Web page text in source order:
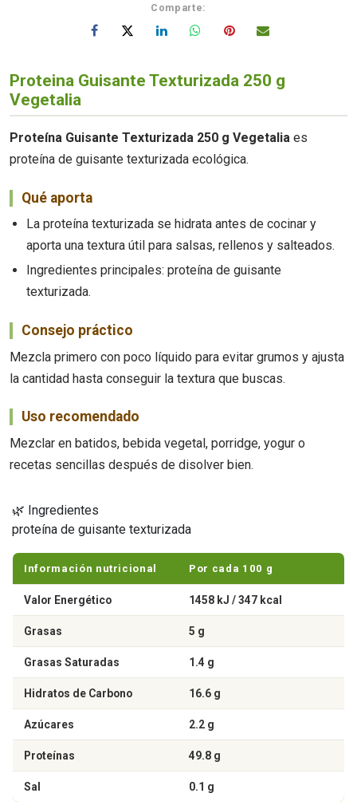
Comparte:
Proteina Guisante Texturizada 250 g
Vegetalia
Proteína Guisante Texturizada 250 g Vegetalia es
proteína de guisante texturizada ecológica.
Qué aporta
La proteína texturizada se hidrata antes de cocinar y
aporta una textura útil para salsas, rellenos y salteados.
Ingredientes principales: proteína de guisante
texturizada.
Consejo práctico
Mezcla primero con poco líquido para evitar grumos y ajusta
la cantidad hasta conseguir la textura que buscas.
Uso recomendado
Mezclar en batidos, bebida vegetal, porridge, yogur o
recetas sencillas después de disolver bien.
🌿 Ingredientes
proteína de guisante texturizada
Información nutricional Por cada 100 g
Valor Energético 1458 kJ / 347 kcal
Grasas 5 g
Grasas Saturadas 1.4 g
Hidratos de Carbono 16.6 g
Azúcares 2.2 g
Proteínas 49.8 g
Sal 0.1 g